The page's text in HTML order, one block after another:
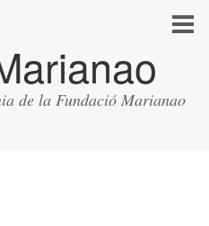
de la Fundació Marianao